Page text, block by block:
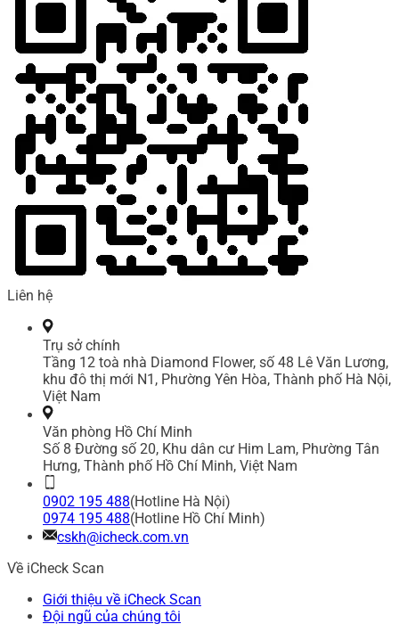
Liên hệ
Trụ sở chính
Tầng 12 toà nhà Diamond Flower, số 48 Lê Văn Lương,
khu đô thị mới N1, Phường Yên Hòa, Thành phố Hà Nội,
Việt Nam
Văn phòng Hồ Chí Minh
Số 8 Đường số 20, Khu dân cư Him Lam, Phường Tân
Hưng, Thành phố Hồ Chí Minh, Việt Nam
0902 195 488(Hotline Hà Nội)
0974 195 488(Hotline Hồ Chí Minh)
cskh@icheck.com.vn
Về iCheck Scan
Giới thiệu về iCheck Scan
Đội ngũ của chúng tôi